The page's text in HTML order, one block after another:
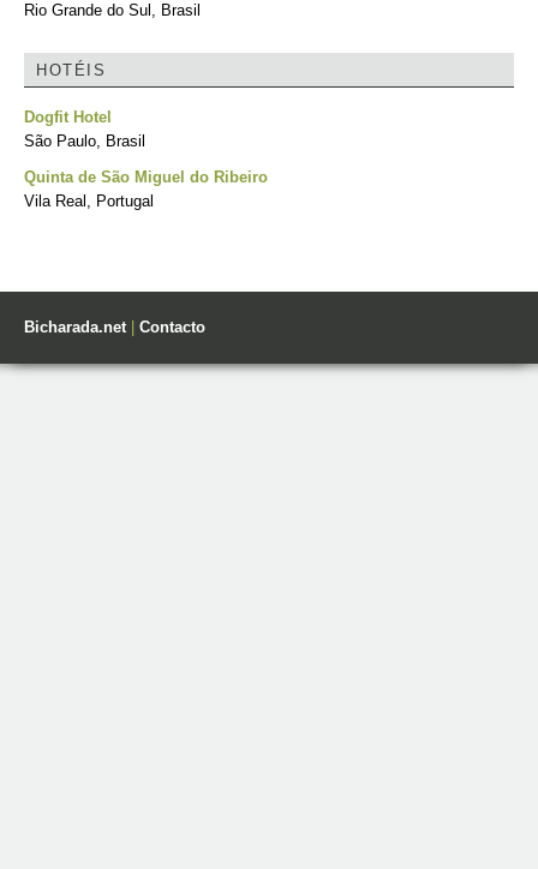
Rio Grande do Sul, Brasil
HOTÉIS
Dogfit Hotel
São Paulo, Brasil
Quinta de São Miguel do Ribeiro
Vila Real, Portugal
Bicharada.net| Contacto